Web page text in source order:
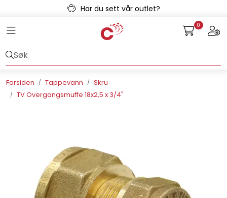
Skip to main contentHar du sett vår outlet?
Toggle navigation 0
Forsiden Tappevann
Skru
TV Overgangsmuffe 18x2,5 x 3/4"
Kulvert
Radonsikring
Rørsystemer